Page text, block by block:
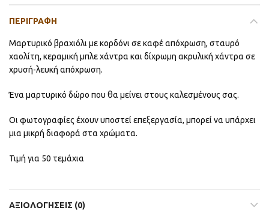
ΠΕΡΙΓΡΑΦΉ
Μαρτυρικό βραχιόλι με κορδόνι σε καφέ απόχρωση, σταυρό
χαολίτη, κεραμική μπλε χάντρα και δίχρωμη ακρυλική χάντρα σε
χρυσή-λευκή απόχρωση.
Ένα μαρτυρικό δώρο που θα μείνει στους καλεσμένους σας.
Οι φωτογραφίες έχουν υποστεί επεξεργασία, μπορεί να υπάρχει
μια μικρή διαφορά στα χρώματα.
Τιμή για 50 τεμάχια
ΑΞΙΟΛΟΓΉΣΕΙΣ (0)